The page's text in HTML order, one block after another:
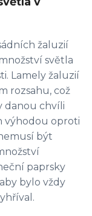
žaluzií
světla
Lamely žaluzií
rozsahu, což
danou chvíli
výhodou oproti
být
paprsky
bylo vždy